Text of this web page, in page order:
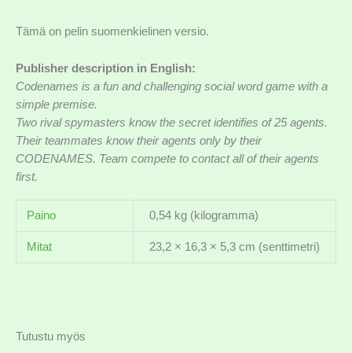
Tämä on pelin suomenkielinen versio.
Publisher description in English:
Codenames is a fun and challenging social word game with a
simple premise.
Two rival spymasters know the secret identifies of 25 agents.
Their teammates know their agents only by their
CODENAMES. Team compete to contact all of their agents
first.
Paino 0,54 kg (kilogramma)
Mitat 23,2 × 16,3 × 5,3 cm (senttimetri)
Tutustu myös